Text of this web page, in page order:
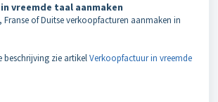
vreemde taal aanmaken
Franse of Duitse verkoopfacturen aanmaken in
beschrijving zie artikelVerkoopfactuur in vreemde